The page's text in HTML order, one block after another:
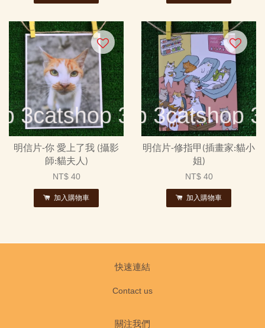
明信片-你 愛上了我 (攝影
師:貓夫人)
NT$ 40
加入購物車
明信片-修指甲(插畫家:貓小
姐)
NT$ 40
加入購物車
快速連結
Contact us
關注我們